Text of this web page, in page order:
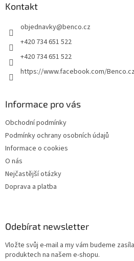
Kontakt
objednavky@benco.cz
+420 734 651 522
+420 734 651 522
https://www.facebook.com/
Informace pro vás
Obchodní podmínky
Podmínky ochrany osobních údajů
Informace o cookies
O nás
Nejčastější otázky
Doprava a platba
Odebírat newsletter
Vložte svůj e-mail a my vám budeme
produktech na našem e-shopu.